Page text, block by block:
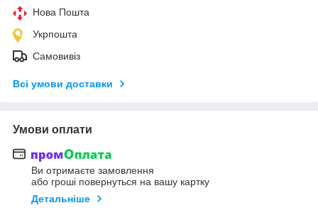
Нова Пошта
Укрпошта
Самовивіз
Всі умови доставки
Умови оплати
Ви отримаєте замовлення
або гроші повернуться на вашу картку
Детальніше